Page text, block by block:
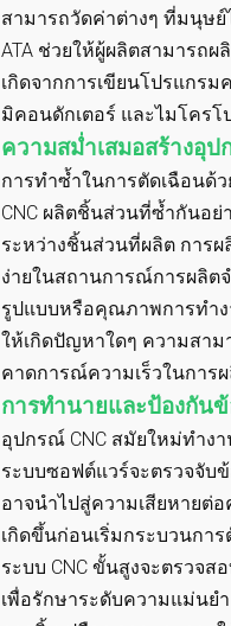
สามารถวัดค่าต่างๆ ที่มนุษ
ATA ช่วยให้ผู้ผลิตสามารถ
เกิดจากการเขียนโปรแกร
มิคอนดักเตอร์ และไมโครโ
ความสม่ำเสมอสร้างอุ
การทำซ้ำในการตัดเฉือนด้
CNC ผลิตชิ้นส่วนที่ซ้ำกันอ
ระหว่างชิ้นส่วนที่ผลิต การ
ง่ายในสถานการณ์การผลิต
รูปแบบหรือคุณภาพการทำ
ให้เกิดปัญหาใดๆ ความสา
คาดการณ์ความเร็วในกา
การทำนายและป้องกัน
อุปกรณ์ CNC สมัยใหม่ทำง
ระบบซอฟต์แวร์จะตรวจจับ
อาจนำไปสู่ความเสียหายต่
เกิดขึ้นก่อนเริ่มกระบวนกา
ระบบ CNC ขั้นสูงจะตรวจ
เพื่อรักษาระดับความแม่นย